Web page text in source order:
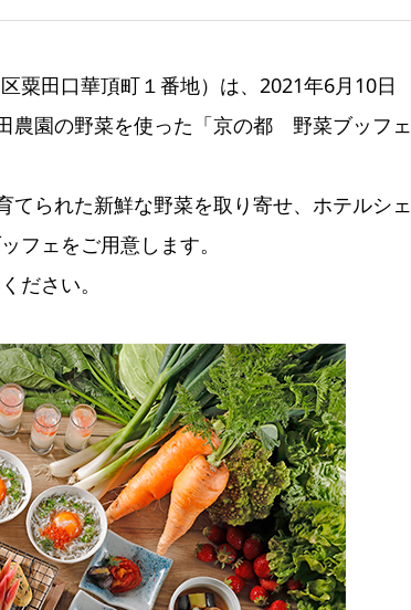
粟田口華頂町１番地）は、2021年6月10日
農園の野菜を使った「京の都 野菜ブッフ
られた新鮮な野菜を取り寄せ、ホテルシ
フェをご用意します。
ださい。